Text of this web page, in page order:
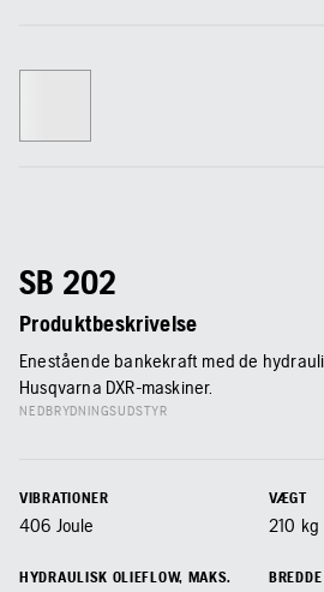
SB 202
Produktbeskrivelse
Enestående bankekraft med de
Husqvarna DXR-maskiner.
NEDBRYDNINGSUDSTYR
VIBRATIONER
406 Joule
VÆGT
210 kg
HYDRAULISK OLIEFLOW, MAKS. BREDDE